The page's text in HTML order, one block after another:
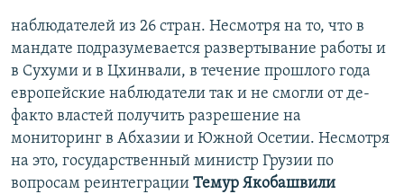
наблюдателей из 26 стран. Несмотря на то, что в
мандате подразумевается развертывание работы и
в Сухуми и в Цхинвали, в течение прошлого года
европейские наблюдатели так и не смогли от де-
факто властей получить разрешение на
мониторинг в Абхазии и Южной Осетии. Несмотря
на это, государственный министр Грузии по
вопросам реинтеграции Темур Якобашвили